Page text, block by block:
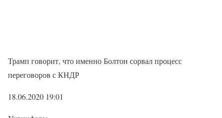
Трамп говорит, что именно Болтон сорвал процесс
переговоров с КНДР
18.06.2020 19:01